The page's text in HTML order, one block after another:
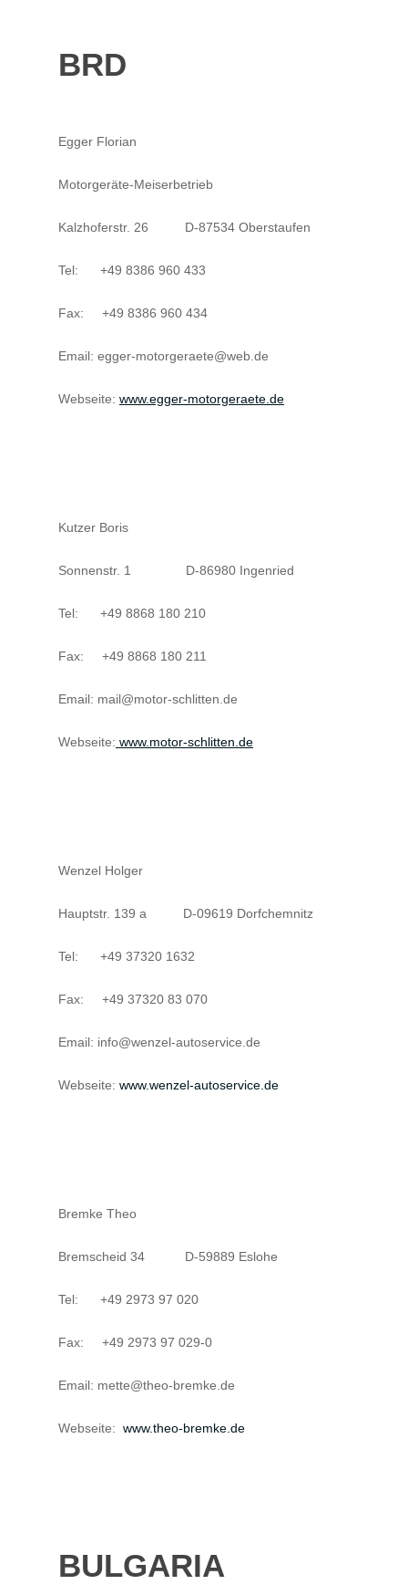
BRD
Egger Florian
Motorgeräte-Meiserbetrieb
Kalzhoferstr. 26 D-87534 Oberstaufen
Tel: +49 8386 960 433
Fax: +49 8386 960 434
Email: egger-motorgeraete@web.de
Webseite: www.egger-motorgeraete.de
Kutzer Boris
Sonnenstr. 1 D-86980 Ingenried
Tel: +49 8868 180 210
Fax: +49 8868 180 211
Email: mail@motor-schlitten.de
Webseite: www.motor-schlitten.de
Wenzel Holger
Hauptstr. 139 a D-09619 Dorfchemnitz
Tel: +49 37320 1632
Fax: +49 37320 83 070
Email: info@wenzel-autoservice.de
Webseite: www.wenzel-autoservice.de
Bremke Theo
Bremscheid 34 D-59889 Eslohe
Tel: +49 2973 97 020
Fax: +49 2973 97 029-0
Email: mette@theo-bremke.de
Webseite: www.theo-bremke.de
BULGARIA